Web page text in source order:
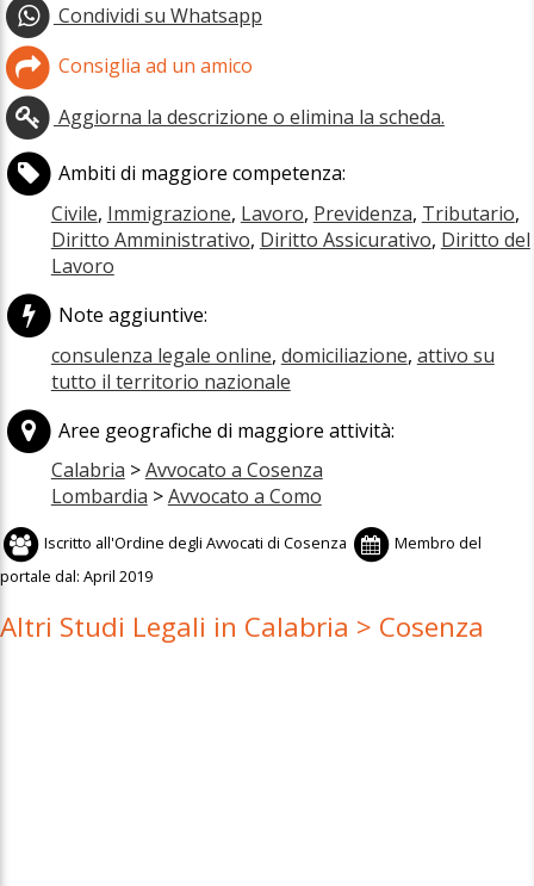
Condividi su Whatsapp
Consiglia ad un amico
Aggiorna la descrizione o elimina la scheda.
Ambiti di maggiore competenza:
Civile, Immigrazione, Lavoro, Previdenza, Tributario,
Diritto Amministrativo, Diritto Assicurativo, Diritto del
Lavoro
Note aggiuntive:
consulenza legale online, domiciliazione, attivo su
tutto il territorio nazionale
Aree geografiche di maggiore attività:
Calabria >Avvocato a Cosenza
Lombardia >Avvocato a Como
Iscritto all'Ordine degli Avvocati di Cosenza
Membro del
portale dal: April 2019
Altri Studi Legali in Calabria > Cosenza